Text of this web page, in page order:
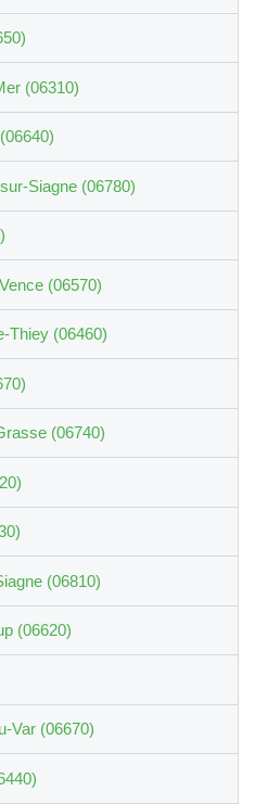
(06310)
Siagne (06780)
(06570)
Thiey (06460)
(06740)
(06810)
(06620)
Var (06670)